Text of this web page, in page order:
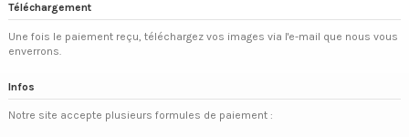
Téléchargement
Une fois le paiement reçu, téléchargez vos images via l'e-mail que nous vous
enverrons.
Infos
Notre site accepte plusieurs formules de paiement :